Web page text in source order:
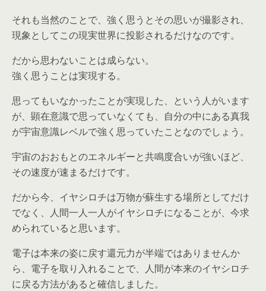
それも当然のことで、強く思うとその思いが撮影され、
現象としてこの現実世界に投影されるだけなのです。
だから思わないことは成らない。
強く思うことは実現する。
思ってもいなかったことが実現した、という人がいます
が、顕在意識で思っていなくても、自分の中にある真我
が宇宙意識レベルで強く思っていたことなのでしょう。
宇宙のおおもとのエネルギーと共鳴度合いが強いほど、
その速度が速まるだけです。
だから今、イヤシロチは万物が蘇生する場所としてだけ
でなく、人間一人一人がイヤシロチになることが、今求
められていると思います。
電子は本来の姿に戻す還元力が半端ではありませんか
ら、電子を取り入れることで、人間が本来のイヤシロチ
に戻る方法があると確信しました。